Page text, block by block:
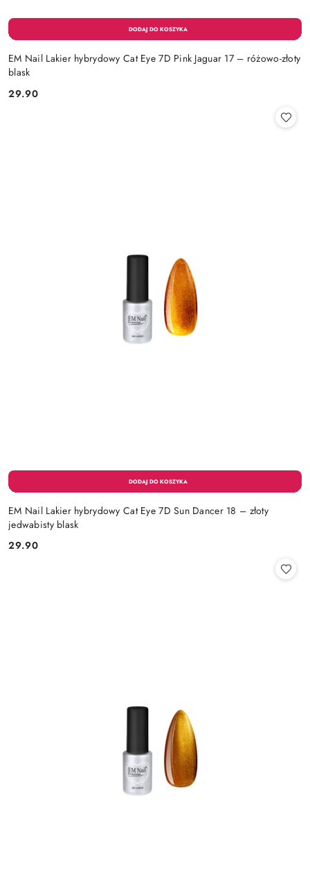
EM Nail Lakier hybrydowy Cat Eye 7D Pink Jaguar 17 – różowo-złoty
blask
Cena:
29.90
EM Nail Lakier hybrydowy Cat Eye 7D Sun Dancer 18 – złoty
jedwabisty blask
Cena:
29.90